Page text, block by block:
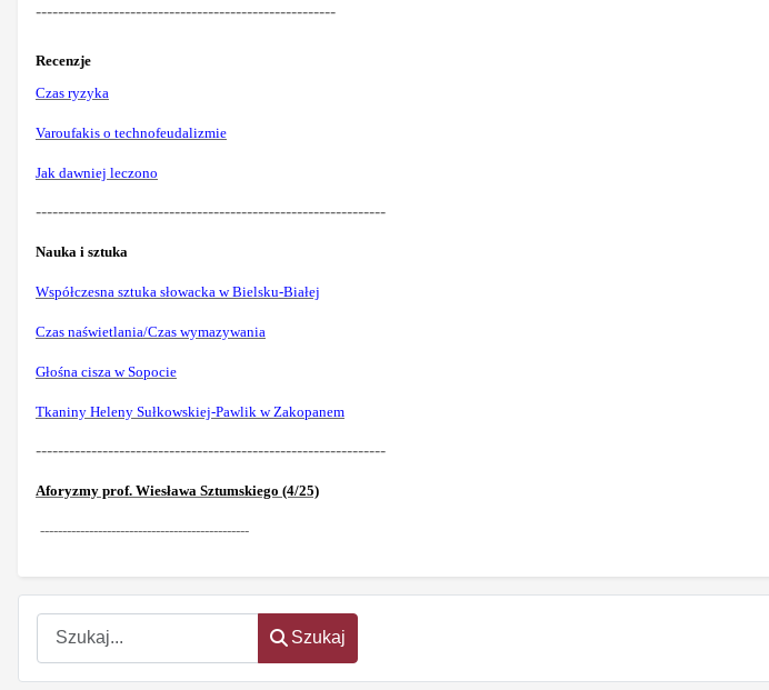
Szukaj
Szukaj
------------------------------------------------------
Recenzje
Czas ryzyka
Varoufakis o technofeudalizmie
Jak dawniej leczono
---------------------------------------------------------------
Nauka i sztuka
Współczesna sztuka słowacka w Bielsku-Białej
Czas naświetlania/Czas wymazywania
Głośna cisza w Sopocie
Tkaniny Heleny Sułkowskiej-Pawlik w Zakopanem
---------------------------------------------------------------
Aforyzmy prof. Wiesława Sztumskiego (4/25)
-----------------------------------------------